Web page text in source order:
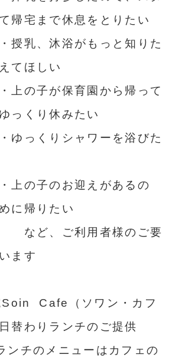
帰宅まで休息をとりたい
沐浴がもっと知りた
てほしい
が保育園から帰って
っくり休みたい
りシャワーを浴びた
のお迎えがあるの
に帰りたい
利用者様のご要
ます
Cafe（ソワン・カフ
替わりランチのご提供
のメニューはカフェの